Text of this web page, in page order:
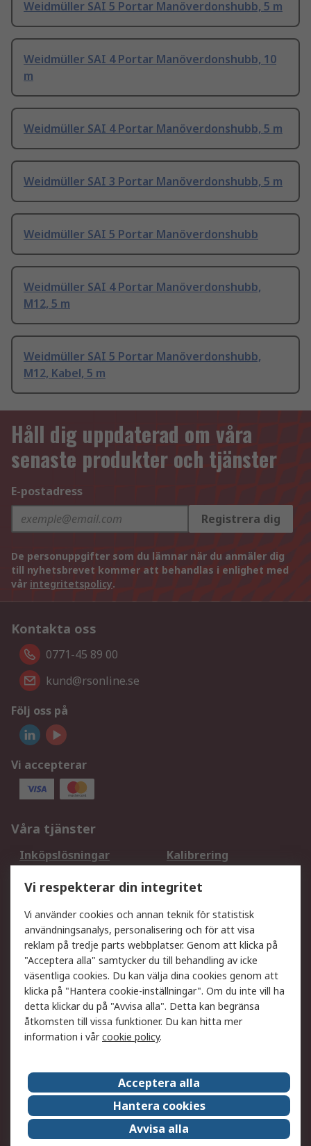
Weidmüller SAI 5 Portar Manöverdonshubb, 5 m
Weidmüller SAI 4 Portar Manöverdonshubb, 10
m
Weidmüller SAI 4 Portar Manöverdonshubb, 5 m
Weidmüller SAI 3 Portar Manöverdonshubb, 5 m
Weidmüller SAI 5 Portar Manöverdonshubb
Weidmüller SAI 4 Portar Manöverdonshubb,
M12, 5 m
Weidmüller SAI 5 Portar Manöverdonshubb,
M12, Kabel, 5 m
Håll dig uppdaterad om våra
senaste produkter och tjänster
E-postadress
Registrera dig
De personuppgifter som du lämnar när du anmäler dig
till nyhetsbrevet kommer att behandlas i enlighet med
vår integritetspolicy.
Kontakta oss
0771-45 89 00
kund@rsonline.se
Följ oss på
Vi accepterar
Våra tjänster
Inköpslösningar
Kalibrering
DesignSpark
Teknisk Support
Ditt lokala säljteam
Exportlösningar
Support
Få hjälp
Retur av varor
Leverans
Spåra din order
Begär en fakturakopi
Fördelar med RS-konto
Betalningsalternativ
Om RS
Försäljningsvillkor
Det juridiska
Press Centre
Jobba hos RS
ESG
Vi respekterar din integritet
Vi använder cookies och annan teknik för statistisk
användningsanalys, personalisering och för att visa
reklam på tredje parts webbplatser. Genom att klicka på
"Acceptera alla" samtycker du till behandling av icke
väsentliga cookies. Du kan välja dina cookies genom att
klicka på "Hantera cookie-inställningar". Om du inte vill ha
detta klickar du på "Avvisa alla". Detta kan begränsa
åtkomsten till vissa funktioner. Du kan hitta mer
information i vårcookie policy.
Acceptera alla
Hantera cookies
Avvisa alla